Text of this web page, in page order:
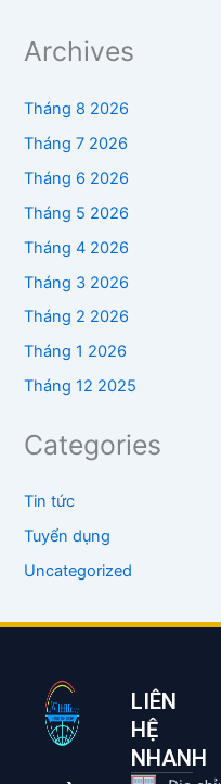
Archives
Tháng 8 2026
Tháng 7 2026
Tháng 6 2026
Tháng 5 2026
Tháng 4 2026
Tháng 3 2026
Tháng 2 2026
Tháng 1 2026
Tháng 12 2025
Categories
Tin tức
Tuyển dụng
Uncategorized
LIÊN
HỆ
NHANH